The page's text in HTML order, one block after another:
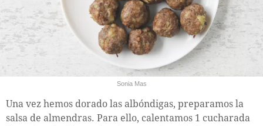
Sonia Mas
Una vez hemos dorado las albóndigas, preparamos la
salsa de almendras. Para ello, calentamos 1 cucharada